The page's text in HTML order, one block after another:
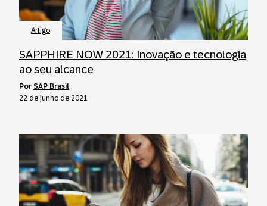
Artigo
SAPPHIRE NOW 2021: Inovação e tecnologia
ao seu alcance
por SAP Brasil
22 de junho de 2021